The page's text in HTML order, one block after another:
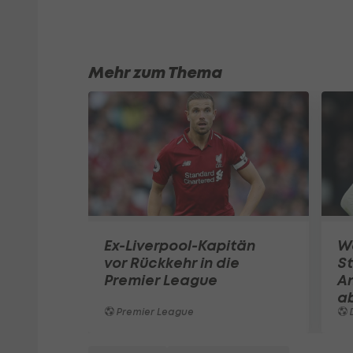
Mehr zum Thema
Ex-Liverpool-Kapitän
vor Rückkehr in die
Premier League
Premier League